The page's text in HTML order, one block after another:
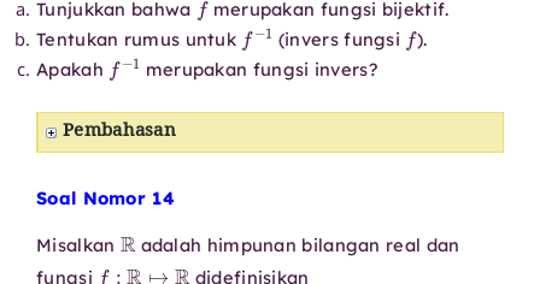
Tunjukkan bahwa
merupakan fungsi bijektif.
Tentukan rumus untuk
f−1
(invers fungsi
f
).
Apakah
f− 1
merupakan fungsi invers?
Pembahasan
Soal Nomor 14
Misalkan
R
adalah himpunan bilangan real dan
fungsi
f: R↦
didefinisikan